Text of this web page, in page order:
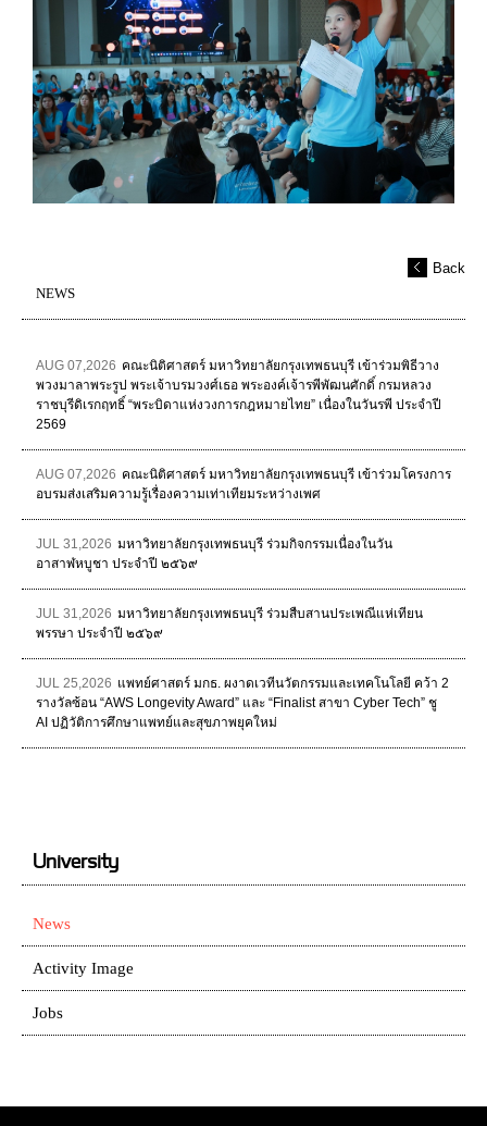
Back
NEWS
AUG 07,2026 คณะนิติศาสตร์ มหาวิทยาลัยกรุงเทพธนบุรี เข้าร่วมพิธีวาง
พวงมาลาพระรูป พระเจ้าบรมวงศ์เธอ พระองค์เจ้ารพีพัฒนศักดิ์ กรมหลวง
ราชบุรีดิเรกฤทธิ์ “พระบิดาแห่งวงการกฎหมายไทย” เนื่องในวันรพี ประจำปี
2569
AUG 07,2026 คณะนิติศาสตร์ มหาวิทยาลัยกรุงเทพธนบุรี เข้าร่วมโครงการ
อบรมส่งเสริมความรู้เรื่องความเท่าเทียมระหว่างเพศ
JUL 31,2026 มหาวิทยาลัยกรุงเทพธนบุรี ร่วมกิจกรรมเนื่องในวัน
อาสาฬหบูชา ประจำปี ๒๕๖๙
JUL 31,2026 มหาวิทยาลัยกรุงเทพธนบุรี ร่วมสืบสานประเพณีแห่เทียน
พรรษา ประจำปี ๒๕๖๙
JUL 25,2026 แพทย์ศาสตร์ มกธ. ผงาดเวทีนวัตกรรมและเทคโนโลยี คว้า 2
รางวัลซ้อน “AWS Longevity Award” และ “Finalist สาขา Cyber Tech” ชู
AI ปฏิวัติการศึกษาแพทย์และสุขภาพยุคใหม่
University
News
Activity Image
Jobs